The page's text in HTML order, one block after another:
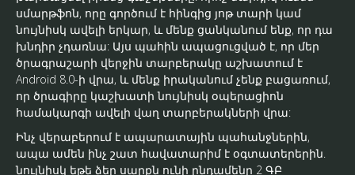
սմարթֆոն, որը գործում է հինգից յոթ տարի կամ
նույնիսկ ավելի երկար, և մենք ցանկանում ենք, որ դա
խնդիր չդառնա: Այս պահին ապացուցված է, որ մեր
ծրագրաշարի վերջին տարբերակը աշխատում է
Android 8.0-ի վրա, և մենք իրականում չենք բացառում,
որ ծրագիրը կաշխատի նույնիսկ օպերացիոն
համակարգի ավելի վաղ տարբերակների վրա:
Ինչ վերաբերում է ապարատային պահանջներին,
ապա ամեն ինչ շատ հավատարիմ է օգտատերերին.
նույնիսկ եթե ձեր սարքն ունի ընդամենը 2 ԳԲ